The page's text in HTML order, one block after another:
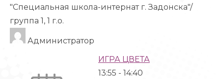
"Специальная школа-интернат г. Задонска"/
группа 1, 1 г.о.
Администратор
ИГРА ЦВЕТА
13:55 - 14:40